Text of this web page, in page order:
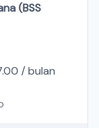
(BSS
/bulan